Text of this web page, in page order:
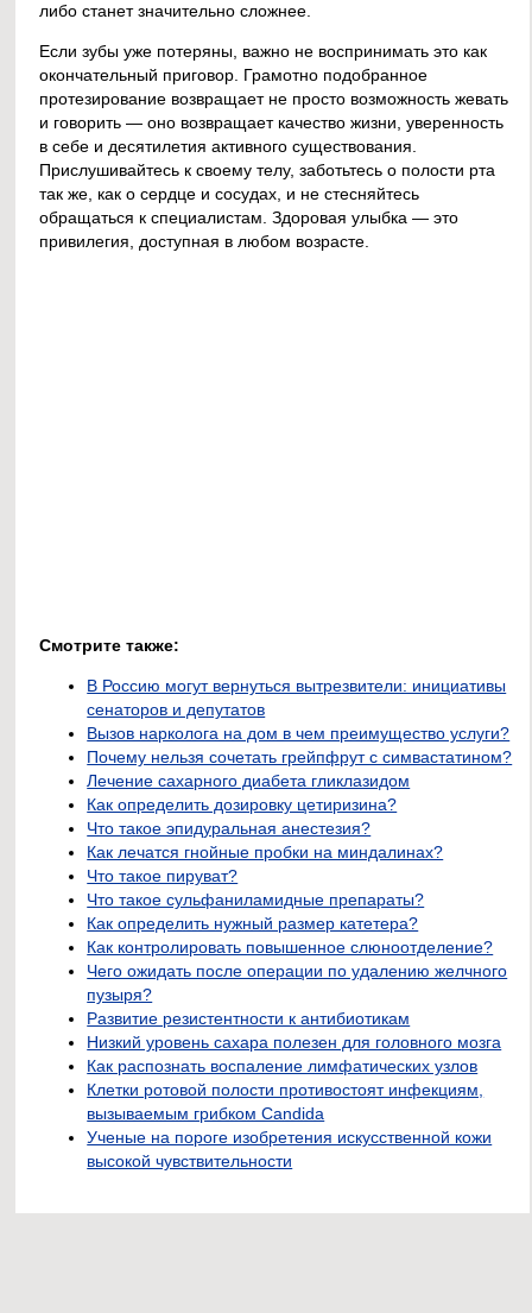
либо станет значительно сложнее.
Если зубы уже потеряны, важно не воспринимать это как
окончательный приговор. Грамотно подобранное
протезирование возвращает не просто возможность жевать
и говорить — оно возвращает качество жизни, уверенность
в себе и десятилетия активного существования.
Прислушивайтесь к своему телу, заботьтесь о полости рта
так же, как о сердце и сосудах, и не стесняйтесь
обращаться к специалистам. Здоровая улыбка — это
привилегия, доступная в любом возрасте.
Смотрите также:
В Россию могут вернуться вытрезвители: инициативы
сенаторов и депутатов
Вызов нарколога на дом в чем преимущество услуги?
Почему нельзя сочетать грейпфрут с симвастатином?
Лечение сахарного диабета гликлазидом
Как определить дозировку цетиризина?
Что такое эпидуральная анестезия?
Как лечатся гнойные пробки на миндалинах?
Что такое пируват?
Что такое сульфаниламидные препараты?
Как определить нужный размер катетера?
Как контролировать повышенное слюноотделение?
Чего ожидать после операции по удалению желчного
пузыря?
Развитие резистентности к антибиотикам
Низкий уровень сахара полезен для головного мозга
Как распознать воспаление лимфатических узлов
Клетки ротовой полости противостоят инфекциям,
вызываемым грибком Candida
Ученые на пороге изобретения искусственной кожи
высокой чувствительности